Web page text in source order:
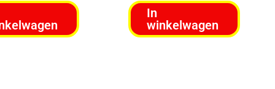
In
winkelwagen